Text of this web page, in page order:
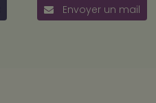
Envoyer un mail